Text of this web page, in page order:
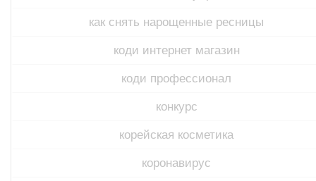
как снять нарощенные ресницы
коди интернет магазин
коди профессионал
конкурс
корейская косметика
коронавирус